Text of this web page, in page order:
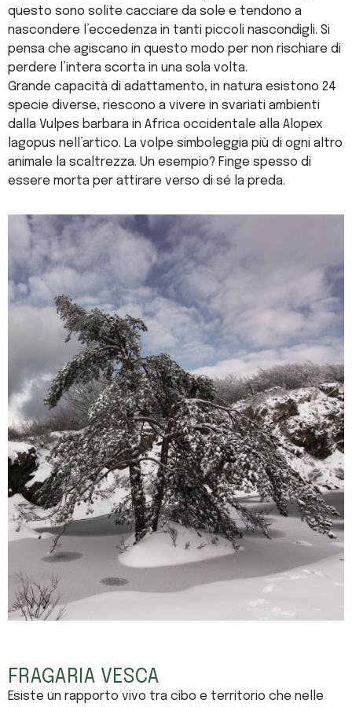
questo sono solite cacciare da sole e tendono a
nascondere l’eccedenza in tanti piccoli nascondigli. Si
pensa che agiscano in questo modo per non rischiare di
perdere l’intera scorta in una sola volta.
Grande capacità di adattamento, in natura esistono 24
specie diverse, riescono a vivere in svariati ambienti
dalla Vulpes barbara in Africa occidentale alla Alopex
lagopus nell’artico. La volpe simboleggia più di ogni altro
animale la scaltrezza. Un esempio? Finge spesso di
essere morta per attirare verso di sé la preda.
FRAGARIA VESCA
Esiste un rapporto vivo tra cibo e territorio che nelle